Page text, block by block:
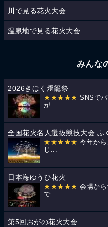
川で見る花火大会
温泉地で見る花火大会
みんな
2026きほく燈籠祭
★★★★★ SNSで
が...
全国花火名人選抜競技大会 ふ
★★★★★ 今年から
じ...
日本海ゆうひ花火
★★★★★ 会場か
で...
第5回おがの花火大会